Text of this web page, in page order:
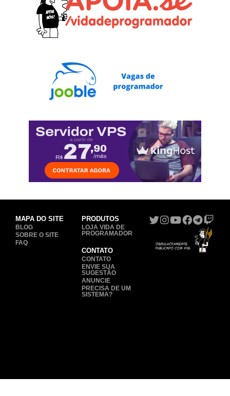
MAPA DO SITE
BLOG
SOBRE O SITE
FAQ
PRODUTOS
LOJA VIDA DE
PROGRAMADOR
CONTATO
CONTATO
ENVIE SUA
SUGESTÃO
ANUNCIE
PRECISA DE UM
SISTEMA?